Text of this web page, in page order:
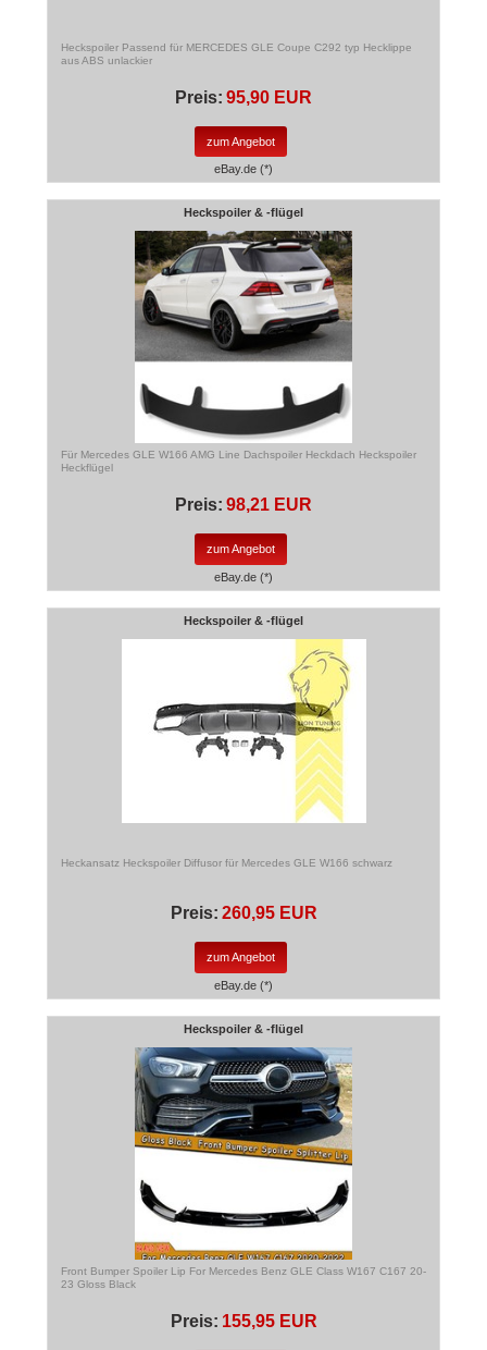
Heckspoiler Passend für MERCEDES GLE Coupe C292 typ Hecklippe
aus ABS unlackier
Preis: 95,90 EUR
zum Angebot
eBay.de (*)
Heckspoiler & -flügel
Für Mercedes GLE W166 AMG Line Dachspoiler Heckdach Heckspoiler
Heckflügel
Preis: 98,21 EUR
zum Angebot
eBay.de (*)
Heckspoiler & -flügel
Heckansatz Heckspoiler Diffusor für Mercedes GLE W166 schwarz
Preis: 260,95 EUR
zum Angebot
eBay.de (*)
Heckspoiler & -flügel
Front Bumper Spoiler Lip For Mercedes Benz GLE Class W167 C167 20-
23 Gloss Black
Preis: 155,95 EUR